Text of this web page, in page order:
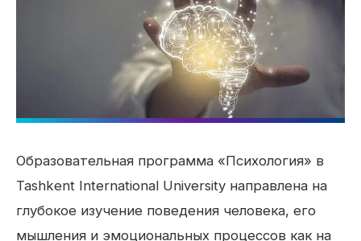
Образовательная программа «Психология» в
Tashkent International University направлена на
глубокое изучение поведения человека, его
мышления и эмоциональных процессов как на